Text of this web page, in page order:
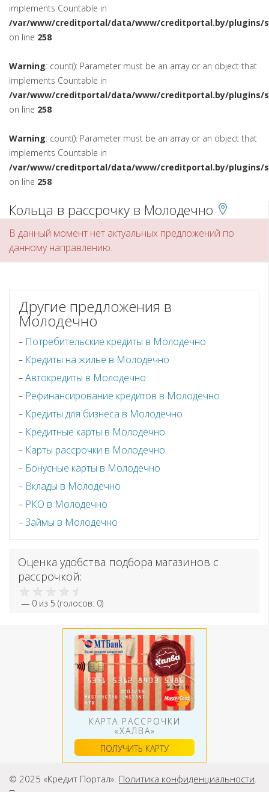
implements Countable in
/var/www/creditportal/data/www/creditportal.by/plugins/
on line 258
Warning: count(): Parameter must be an array or an object that
implements Countable in
/var/www/creditportal/data/www/creditportal.by/plugins/
on line 258
Warning: count(): Parameter must be an array or an object that
implements Countable in
/var/www/creditportal/data/www/creditportal.by/plugins/
on line 258
Кольца в рассрочку в Молодечно
В данный момент нет актуальных предложений по
данному направлению.
Другие предложения в
Молодечно
Потребительские кредиты в Молодечно
Кредиты на жилье в Молодечно
Автокредиты в Молодечно
Рефинансирование кредитов в Молодечно
Кредиты для бизнеса в Молодечно
Кредитные карты в Молодечно
Карты рассрочки в Молодечно
Бонусные карты в Молодечно
Вклады в Молодечно
РКО в Молодечно
Займы в Молодечно
Оценка удобства подбора магазинов с
рассрочкой:
— 0 из 5 (голосов: 0)
КАРТА РАССРОЧКИ
«ХАЛВА»
ПОЛУЧИТЬ КАРТУ
© 2025 «Кредит Портал». Политика конфиденциальности.